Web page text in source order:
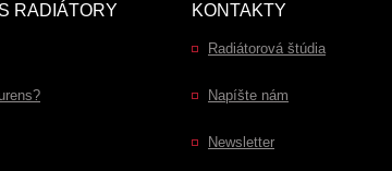
RADIÁTORY KONTAKTY
Radiátorová štúdia
Napíšte nám
Newsletter